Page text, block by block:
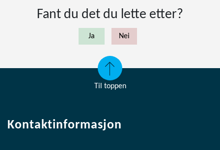
Fant du det du lette etter?
Til toppen
Kontaktinformasjon